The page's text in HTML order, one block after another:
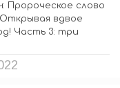
Пророческое слово
вдвое
Часть 3: три